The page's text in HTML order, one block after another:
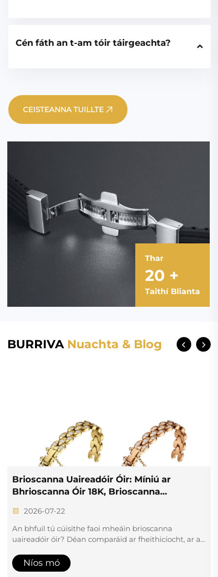
Cén fáth an t-am tóir táirgeachta?
CEISTEANNA TUILLTE
Thar
20 +
Taithí Blianta
BURRIVA Nuachta & Blog
Tionscail Táirgeadh Uaireadóirí na Sín: Cén
fáth a bhfuil Branda Domhanda ag
2026-07-17
Tá eiseolas na hEilvéise ar a laghdú, agus tá
monaraithe uaireadóireachta na Síne ag ardú 2.5%.
bhratach amháin' i Shenzhen-Dongguan ama an
tseoladh faoi 40%, laghdaíonn diúltuithe QC go dtí 3–
Níos mó